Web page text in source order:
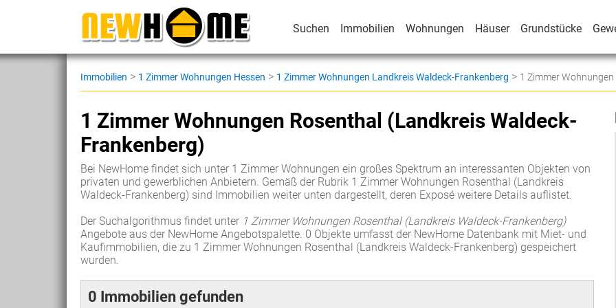
Suchen Immobilien Wohnungen Häuser Grundstücke
Immobilien > 1 Zimmer Wohnungen Hessen > 1 Zimmer Wohnungen Landkreis Waldeck-Frankenberg > 1 Zimmer
1 Zimmer Wohnungen Rosenthal (Landkreis Waldeck-
Frankenberg)
Bei NewHome findet sich unter 1 Zimmer Wohnungen ein großes Spektrum an interessanten Objekten von
privaten und gewerblichen Anbietern. Gemäß der Rubrik 1 Zimmer Wohnungen Rosenthal (Landkreis
Waldeck-Frankenberg) sind Immobilien weiter unten dargestellt, deren Exposé weitere Details auflistet.
Der Suchalgorithmus findet unter 1 Zimmer Wohnungen Rosenthal (Landkreis Waldeck-Frankenberg)
Angebote aus der NewHome Angebotspalette. 0 Objekte umfasst der NewHome Datenbank mit Miet- und
Kaufimmobilien, die zu 1 Zimmer Wohnungen Rosenthal (Landkreis Waldeck-Frankenberg) gespeichert
wurden.
0 Immobilien gefunden